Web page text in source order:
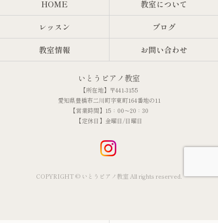
HOME
教室について
レッスン
ブログ
教室情報
お問い合わせ
いとうピアノ教室
【所在地】〒441-3155
愛知県豊橋市二川町字東町164番地の11
【営業時間】15：00～20：30
【定休日】金曜日/日曜日
COPYRIGHT © いとうピアノ教室 All rights reserved.